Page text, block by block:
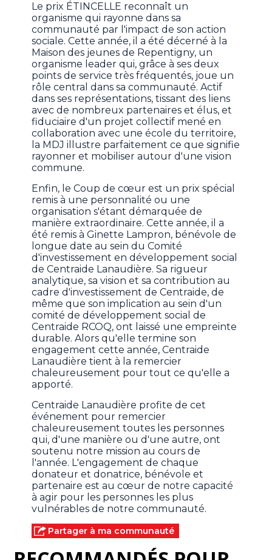
Le prix ÉTINCELLE reconnaît un
organisme qui rayonne dans sa
communauté par l'impact de son action
sociale. Cette année, il a été décerné à la
Maison des jeunes de Repentigny, un
organisme leader qui, grâce à ses deux
points de service très fréquentés, joue un
rôle central dans sa communauté. Actif
dans ses représentations, tissant des liens
avec de nombreux partenaires et élus, et
fiduciaire d'un projet collectif mené en
collaboration avec une école du territoire,
la MDJ illustre parfaitement ce que signifie
rayonner et mobiliser autour d'une vision
commune.
Enfin, le Coup de cœur est un prix spécial
remis à une personnalité ou une
organisation s'étant démarquée de
manière extraordinaire. Cette année, il a
été remis à Ginette Lampron, bénévole de
longue date au sein du Comité
d'investissement en développement social
de Centraide Lanaudière. Sa rigueur
analytique, sa vision et sa contribution au
cadre d'investissement de Centraide, de
même que son implication au sein d'un
comité de développement social de
Centraide RCOQ, ont laissé une empreinte
durable. Alors qu'elle termine son
engagement cette année, Centraide
Lanaudière tient à la remercier
chaleureusement pour tout ce qu'elle a
apporté.
Centraide Lanaudière profite de cet
événement pour remercier
chaleureusement toutes les personnes
qui, d'une manière ou d'une autre, ont
soutenu notre mission au cours de
l'année. L'engagement de chaque
donateur et donatrice, bénévole et
partenaire est au cœur de notre capacité
à agir pour les personnes les plus
vulnérables de notre communauté.
Partager à ma communauté